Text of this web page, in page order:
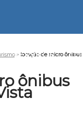
SERVIÇOS
» locação de micro ônibus
ônibus